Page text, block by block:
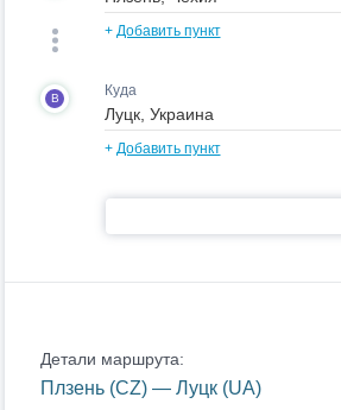
+ Добавить пункт
B Куда
+ Добавить пункт
Детали маршрута:
Плзень (CZ) — Луцк (UA)